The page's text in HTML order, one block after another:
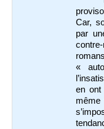
Car,
par
«
en ont
même